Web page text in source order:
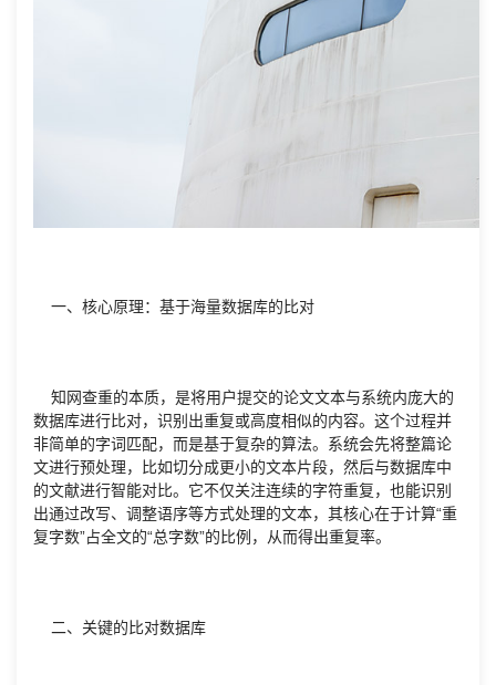
一、核心原理：基于海量数据库的比对
知网查重的本质，是将用户提交的论文文本与系统内庞大的
数据库进行比对，识别出重复或高度相似的内容。这个过程并
非简单的字词匹配，而是基于复杂的算法。系统会先将整篇论
文进行预处理，比如切分成更小的文本片段，然后与数据库中
的文献进行智能对比。它不仅关注连续的字符重复，也能识别
出通过改写、调整语序等方式处理的文本，其核心在于计算“重
复字数”占全文的“总字数”的比例，从而得出重复率。
二、关键的比对数据库